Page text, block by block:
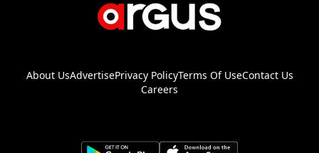
About UsAdvertisePrivacy PolicyTerms Of UseContact Us
Careers